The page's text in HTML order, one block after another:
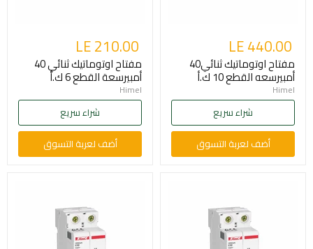
LE 440.00
مفتاح اوتوماتيك ثنائي40
أمبيرسعه القطع 10 ك.أ
Himel
شراء سريع
أضف لعربة التسوق
LE 210.00
مفتاح اوتوماتيك ثنائي 40
أمبيرسعة القطع 6 ك.أ
Himel
شراء سريع
أضف لعربة التسوق